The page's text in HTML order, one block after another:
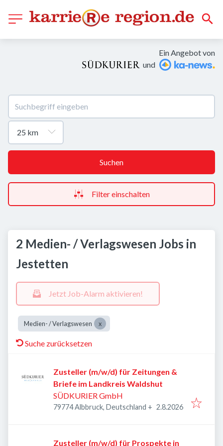
Ein Angebot von
und
Suchen
Filter einschalten
2 Medien- / Verlagswesen Jobs in
Jestetten
Jetzt Job-Alarm aktivieren!
Medien- / Verlagswesen
Suche zurücksetzen
Zusteller (m/w/d) für Zeitungen &
Briefe im Landkreis Waldshut
SÜDKURIER GmbH
79774 Albbruck, Deutschland + Veröffentlicht
2.8.2026
Zusteller (m/w/d) für Prospekte in